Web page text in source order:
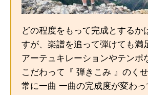
どの程度をもって完成とするか
すが、楽譜を追って弾けても満
アーテュキレーションやテンポ
こだわって『 弾きこみ 』のく
常に一曲 一曲の完成度が変わっ